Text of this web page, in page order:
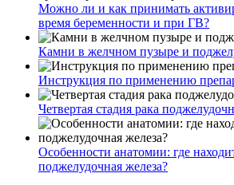
Можно ли и как принимать
время беременности и при ГВ?
Камни в желчном пузыре и
Инструкция по применению
Четвертая стадия рака
Особенности анатомии: где
поджелудочная железа?